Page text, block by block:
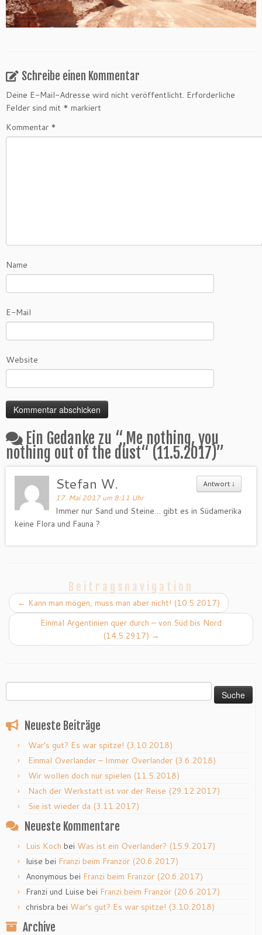
Schreibe einen Kommentar
Deine E-Mail-Adresse wird nicht veröffentlicht. Erforderliche
Felder sind mit * markiert
Kommentar *
Name
E-Mail
Website
Ein Gedanke zu “„Me nothing, you
nothing out of the dust“ (11.5.2017)”
Antwort ↓
Stefan W.
17. Mai 2017 um 8:11 Uhr
Immer nur Sand und Steine… gibt es in Südamerika
keine Flora und Fauna ?
Beitragsnavigation
← Kann man mögen, muss man aber nicht! (10.5.2017)
Einmal Argentinien quer durch – von Süd bis Nord
(14.5.2917) →
nach:
Neueste Beiträge
War’s gut? Es war spitze! (3.10.2018)
Einmal Overlander – Immer Overlander (3.6.2018)
Wir wollen doch nur spielen (11.5.2018)
Nach der Werkstatt ist vor der Reise (29.12.2017)
Sie ist wieder da (3.11.2017)
Neueste Kommentare
Luis Koch bei Was ist ein Overlander? (15.9.2017)
luise bei Franzi beim Franzör (20.6.2017)
Anonymous bei Franzi beim Franzör (20.6.2017)
Franzi und Luise bei Franzi beim Franzör (20.6.2017)
chrisbra bei War’s gut? Es war spitze! (3.10.2018)
Archive